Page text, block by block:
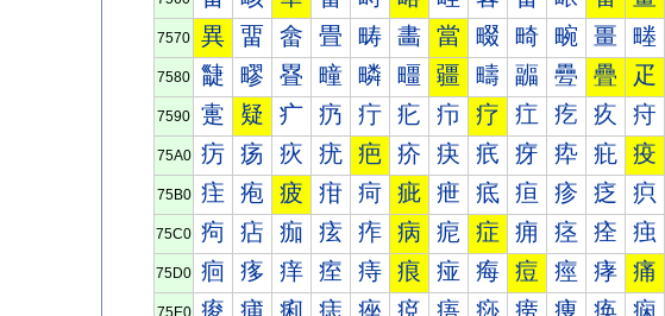
7570 異 畱 畲 畳 畴 畵 當 畷 畸 畹 畺 畻
7580 疀 疁 疂 疃 疄 疅 疆 疇 疈 疉 疊 疋
7590 疐 疑 疒 疓 疔 疕 疖 疗 疘 疙 疚 疛
75A0 疠 疡 疢 疣 疤 疥 疦 疧 疨 疩 疪 疫
75B0 疰 疱 疲 疳 疴 疵 疶 疷 疸 疹 疺 疻
75C0 痀 痁 痂 痃 痄 病 痆 症 痈 痉 痊 痋
75D0 痐 痑 痒 痓 痔 痕 痖 痗 痘 痙 痚 痛
75E0 痠 痡 痢 痣 痤 痥 痦 痧 痨 痩 痪 痫